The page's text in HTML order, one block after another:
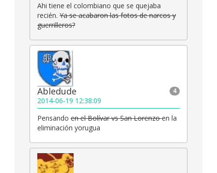
Ahi tiene el colombiano que se quejaba
recién. Ya se acabaron las fotos de narcos y
guerrilleros?
4
Abledude
2014-06-19 12:38:09
Pensando en el Bolívar vs San Lorenzoen la
eliminación yorugua